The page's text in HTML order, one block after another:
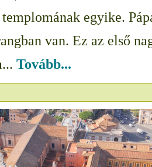
egyike.
van. Ez az első
Tovább...